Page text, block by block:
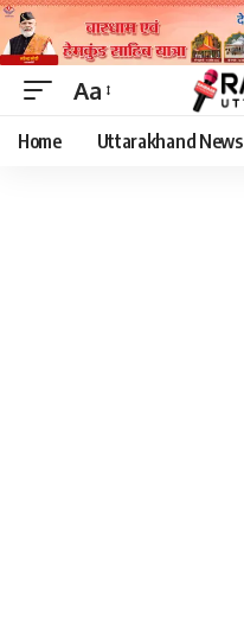
Font
Resizer
Aa
Home Uttarakhand News